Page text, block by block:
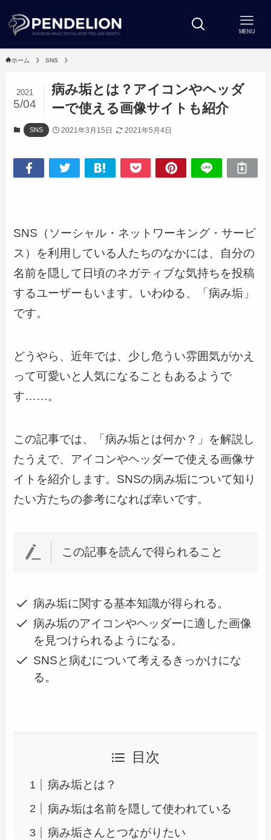
MENU
ホーム SNS
病み垢とは？アイコンやヘッダ
ーで使える画像サイトも紹介
2021
5/04
SNS 2021年3月15日 2021年5月4日
SNS（ソーシャル・ネットワーキング・サービ
ス）を利用している人たちのなかには、自分の
名前を隠して日頃のネガティブな気持ちを投稿
するユーザーもいます。いわゆる、「病み垢」
です。
どうやら、近年では、少し危うい雰囲気がかえ
って可愛いと人気になることもあるようで
す……。
この記事では、「病み垢とは何か？」を解説し
たうえで、アイコンやヘッダーで使える画像サ
イトを紹介します。SNSの病み垢について知り
たい方たちの参考になれば幸いです。
この記事を読んで得られること
病み垢に関する基本知識が得られる。
病み垢のアイコンやヘッダーに適した画像
を見つけられるようになる。
SNSと病むについて考えるきっかけにな
る。
目次
病み垢とは？
病み垢は名前を隠して使われている
病み垢さんとつながりたい